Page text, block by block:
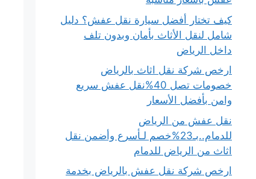
كيف تختار أفضل سيارة نقل عفش؟ دليل
شامل لنقل الأثاث بأمان وبدون تلف
داخل الرياض
ارخص شركة نقل اثاث بالرياض
خصومات تصل 40%نقل عفش سريع
وامن بأفضل الأسعار
نقل عفش من الرياض
للدمام..بـ23%خصم لـأسرع وأضمن نقل
اثاث من الرياض للدمام
ارخص شركة نقل عفش بالرياض بخدمة